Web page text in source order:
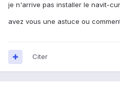
je n'arrive pas installer le navit-
avez vous une astuce ou
Citer